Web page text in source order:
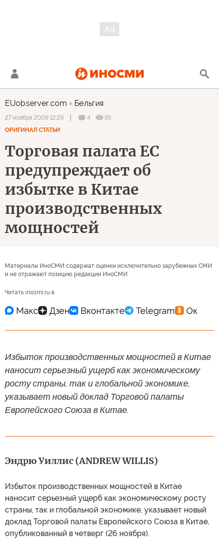
EUobserver.com Бельгия
27 ноября 2009 12:29 4
65
ОРИГИНАЛ СТАТЬИ
Торговая палата ЕС
предупреждает об
избытке в Китае
производственных
мощностей
Материалы ИноСМИ содержат оценки исключительно зарубежных СМИ
и не отражают позицию редакции ИноСМИ
Читать inosmi.ru в
Избыток производственных мощностей в Китае
наносит серьезный ущерб как экономическому
росту страны, так и глобальной экономике,
указывает новый доклад Торговой палаты
Европейского Союза в Китае.
Эндрю Уиллис (ANDREW WILLIS)
Избыток производственных мощностей в Китае
наносит серьезный ущерб как экономическому росту
страны, так и глобальной экономике, указывает новый
доклад Торговой палаты Европейского Союза в Китае,
опубликованный в четверг (26 ноября).